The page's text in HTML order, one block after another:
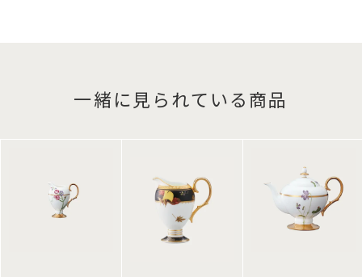
一緒に見られている商品